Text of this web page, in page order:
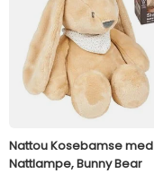
Nattou Kosebamse med
Nattlampe, Bunny Bear